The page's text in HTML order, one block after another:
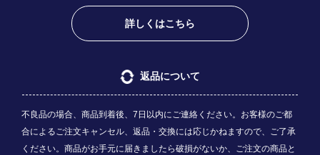
詳しくはこちら
返品について
不良品の場合、商品到着後、7日以内にご連絡ください。お客様のご都
合によるご注文キャンセル、返品・交換には応じかねますので、ご了承
ください。商品がお手元に届きましたら破損がないか、ご注文の商品と